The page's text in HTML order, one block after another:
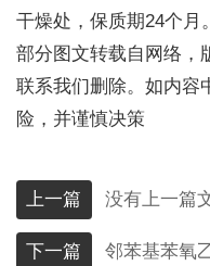
干燥处，保质期24个月。
部分图文转载自网络，
联系我们删除。如内容
险，并谨慎决策
上一篇 没有上一篇
下一篇 邻苯基苯氧